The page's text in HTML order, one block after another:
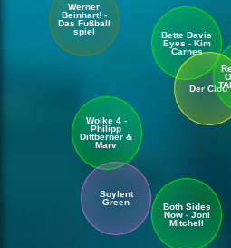
Werner
Beinhart! -
Das Fußball
spiel
Bette Davis
Eyes - Kim
Carnes
Wolke 4 -
Philipp
Dittberner &
Marv
Der Clou
Soylent
Green
Both Sides
Now - Joni
Mitchell